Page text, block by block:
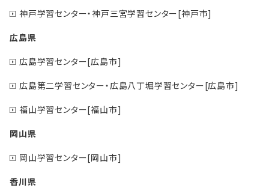
神戸学習センター・神戸三宮学習センター[神戸市]
広島県
広島学習センター[広島市]
広島第二学習センター・広島八丁堀学習センター[広島市]
福山学習センター[福山市]
岡山県
岡山学習センター[岡山市]
香川県